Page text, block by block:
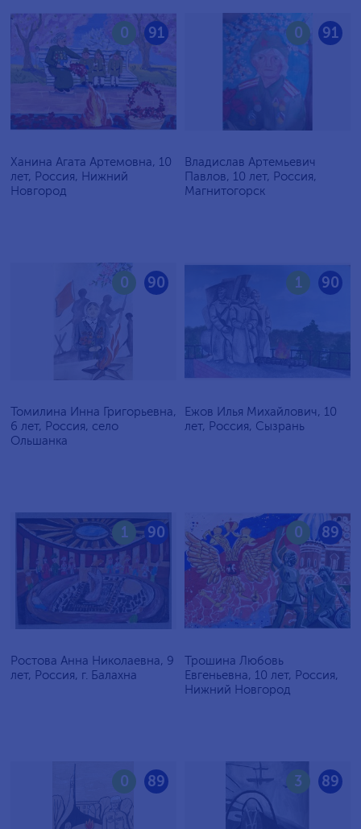
91
0
Ханина Агата Артемовна, 10
лет, Россия, Нижний
Новгород
91
0
Владислав Артемьевич
Павлов, 10 лет, Россия,
Магнитогорск
90
0
Томилина Инна Григорьевна,
6 лет, Россия, село
Ольшанка
90
1
Ежов Илья Михайлович, 10
лет, Россия, Сызрань
90
1
Ростова Анна Николаевна, 9
лет, Россия, г. Балахна
89
0
Трошина Любовь
Евгеньевна, 10 лет, Россия,
Нижний Новгород
89
0 89
3